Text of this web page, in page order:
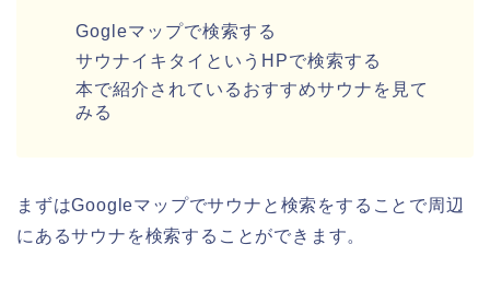
Gogleマップで検索する
サウナイキタイというHPで検索する
本で紹介されているおすすめサウナを見て
みる
まずはGoogleマップでサウナと検索をすることで周辺
にあるサウナを検索することができます。